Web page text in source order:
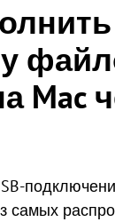
Mac
самых